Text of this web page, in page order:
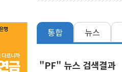
통합 뉴스
"PF" 뉴스 검색결과